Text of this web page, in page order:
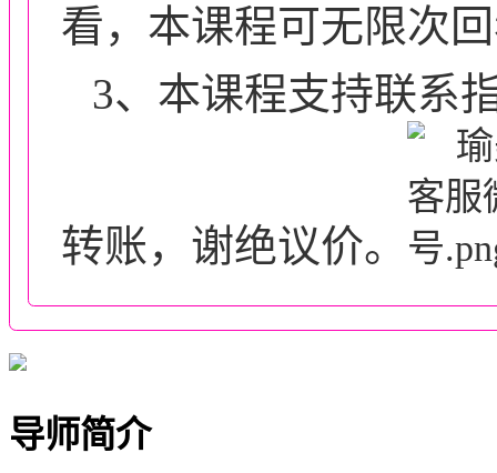
看，本课程可无限次
3、本课程支持联系
转账，谢绝议价。
导师简介